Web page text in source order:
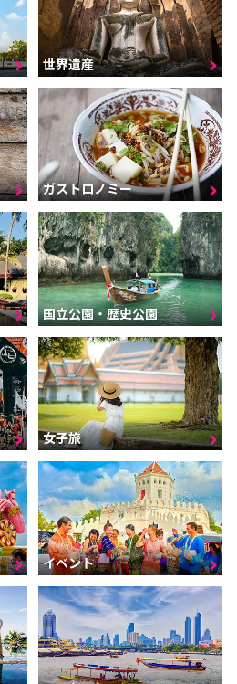
サムイ島（スラーターニ
ー）
ランタ島（クラビ）
パンガー
チュンポーン
ナコーンシータマラート
パッタルン
サトゥーン
スラーターニー
世界遺産
ガストロノミー
国立公園・歴史公園
女子旅
イベント